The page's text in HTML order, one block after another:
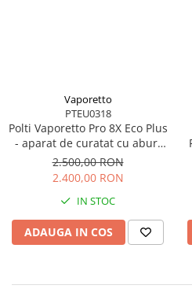
Vaporetto
PTEU0318
Polti Vaporetto Pro 8X Eco Plus
- aparat de curatat cu abur,
boiler 5 bar, functie ECO,
autonomie nelimitata
2.500,00 RON
2.400,00 RON
IN STOC
ADAUGA IN COS